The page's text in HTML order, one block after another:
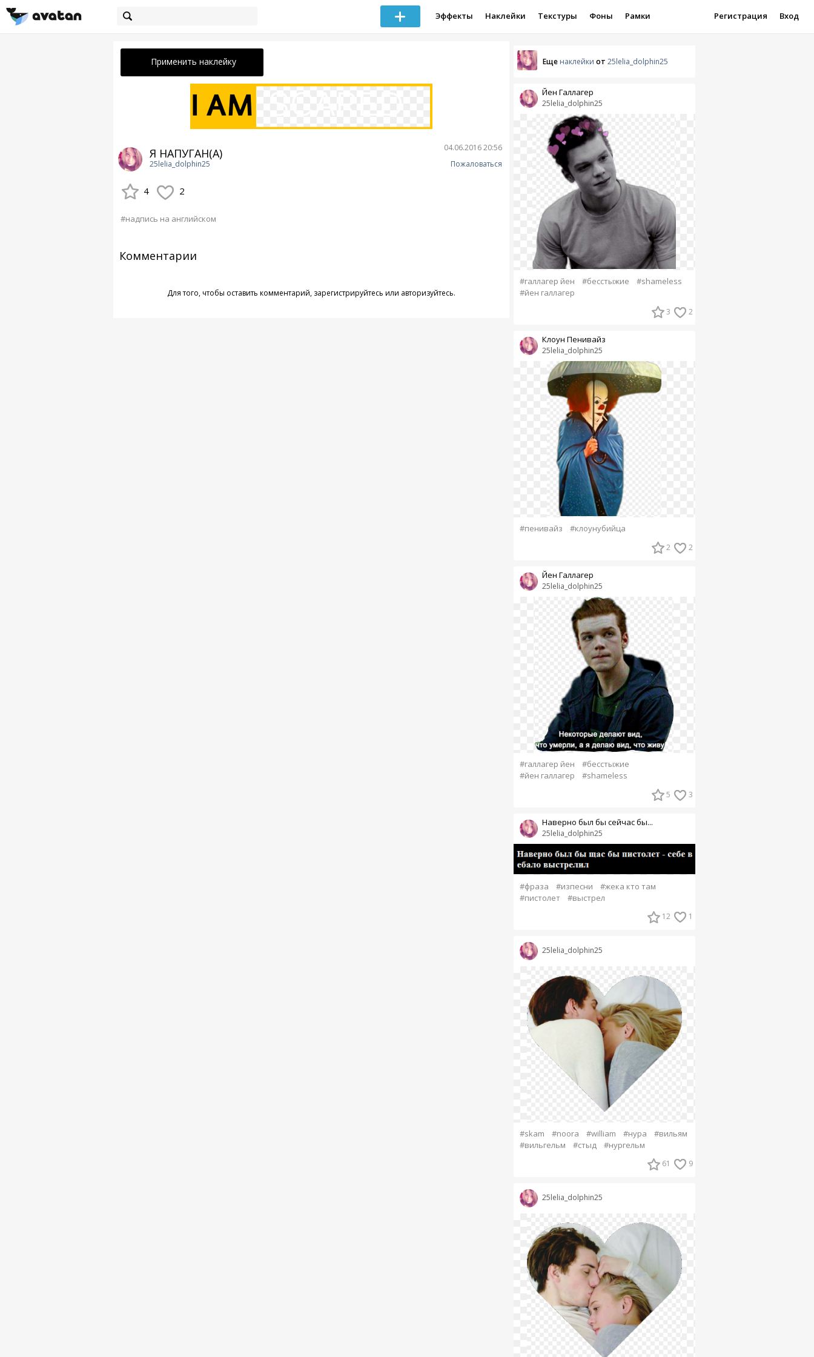
Эффекты Наклейки Текстуры Фоны Рамки Регистрация Вход
Применить наклейку
Я НАПУГАН(А)
25lelia_dolphin25
04.06.2016 20:56
Пожаловаться
4 2
#надпись на английском
Комментарии
Для того, чтобы оставить комментарий, зарегистрируйтесь или авторизуйтесь.
Еще наклейки от 25lelia_dolphin25
25lelia_dolphin25
Йен Галлагер
#галлагер йен #бесстыжие
#shameless
#йен галлагер
3 2
25lelia_dolphin25
Клоун Пенивайз
#пенивайз #клоунубийца
2 2
25lelia_dolphin25
Йен Галлагер
#галлагер йен
#бесстыжие
#йен галлагер
#shameless
5 3
25lelia_dolphin25
Наверно был бы сейчас бы...
#фраза #изпесни
#жека кто там
#пистолет
#выстрел
12 1
25lelia_dolphin25
#skam #noora #william #нура
#вильям
#вильгельм
#стыд #нургельм
61 9
25lelia_dolphin25